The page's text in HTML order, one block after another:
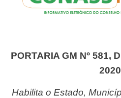
PORTARIA GM Nº 581, DE 27 DE MARÇO DE
2020
Habilita o Estado, Município ou Distrito Federal